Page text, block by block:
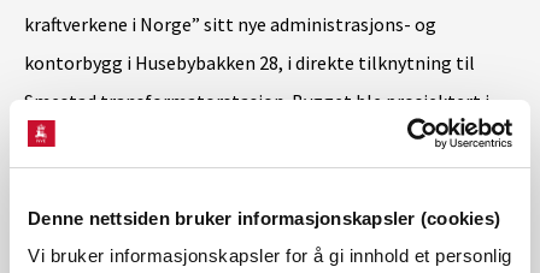
Denne nettsiden bruker informasjonskapsler (cookies)
Vi bruker informasjonskapsler for å gi innhold et personlig
kraftverkene i Norge” sitt nye administrasjons- og
kontorbygg i Husebybakken 28, i direkte tilknytning til
Smestad transformatorstasjon. Bygget ble prosjektert i
1972, grunnsteinen ble lagt ned i 1974, og fra 1. april 1976
Lysverker som eide grunnen der det nye
administrasjonsbygget ble plassert, og de hadde også